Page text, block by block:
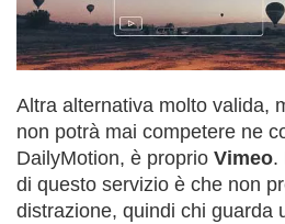
Altra alternativa molto valida,
non potrà mai competere ne
DailyMotion, è proprio Vimeo.
di questo servizio è che non
distrazione, quindi chi guarda